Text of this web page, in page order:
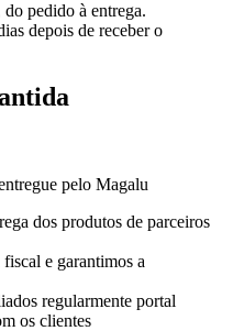
do pedido à entrega.
depois de receber o
pelo Magalu
dos produtos de parceiros
e garantimos a
regularmente portal
os clientes